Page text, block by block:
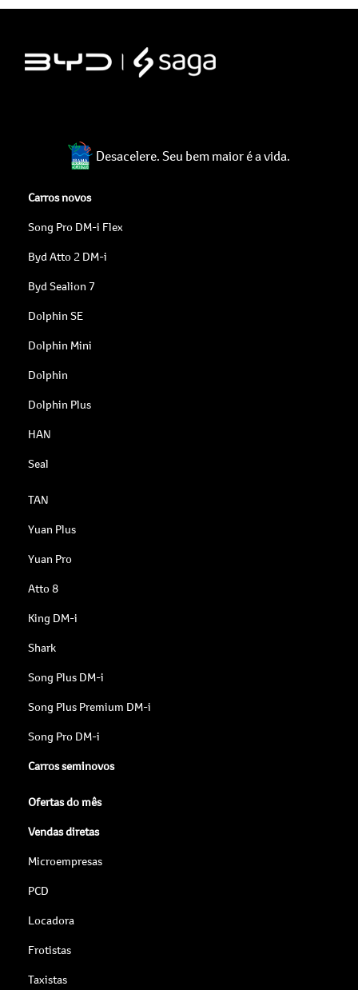
Desacelere. Seu bem maior é a vida.
Carros novos
Song Pro DM-i Flex
Byd Atto 2 DM-i
Byd Sealion 7
Dolphin SE
Dolphin Mini
Dolphin
Dolphin Plus
HAN
Seal
TAN
Yuan Plus
Yuan Pro
Atto 8
King DM-i
Shark
Song Plus DM-i
Song Plus Premium DM-i
Song Pro DM-i
Carros seminovos
Ofertas do mês
Vendas diretas
Microempresas
PCD
Locadora
Frotistas
Taxistas